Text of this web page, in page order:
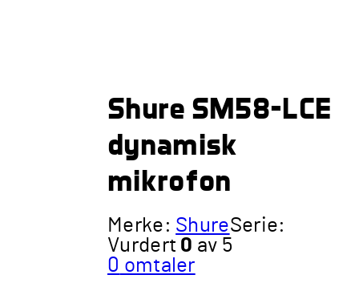
Shure SM58-LCE
dynamisk
mikrofon
Merke: ShureSerie:
Vurdert 0 av 5
0 omtaler